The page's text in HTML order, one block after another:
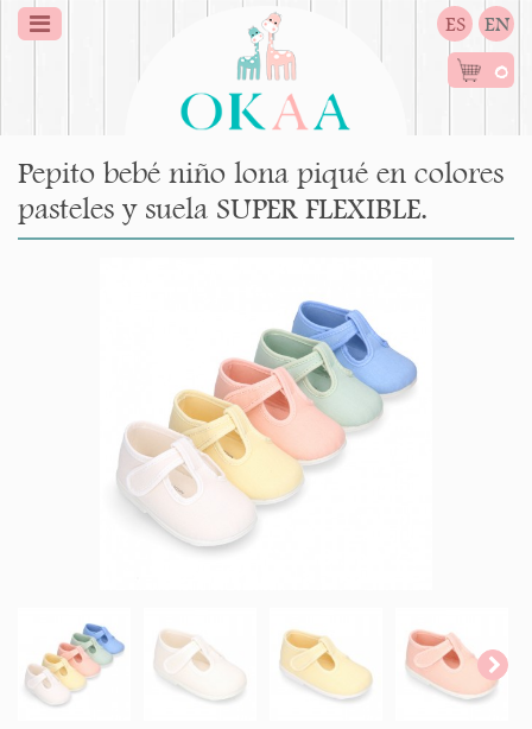
ES EN
0
Pepito bebé niño lona piqué en colores
pasteles y suela SUPER FLEXIBLE.